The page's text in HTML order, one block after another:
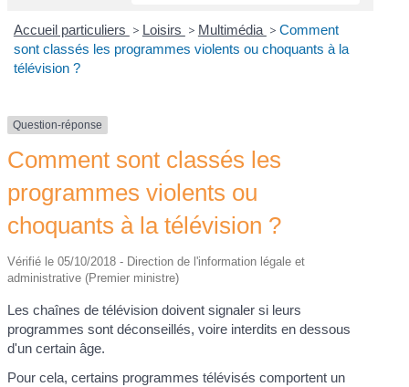
Accueil particuliers > Loisirs > Multimédia > Comment
sont classés les programmes violents ou choquants à la
télévision ?
Question-réponse
Comment sont classés les
programmes violents ou
choquants à la télévision ?
Vérifié le 05/10/2018 - Direction de l'information légale et
administrative (Premier ministre)
Les chaînes de télévision doivent signaler si leurs
programmes sont déconseillés, voire interdits en dessous
d'un certain âge.
Pour cela, certains programmes télévisés comportent un